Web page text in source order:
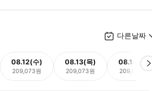
다른날짜
08.12(수)
209,073원
08.13(목)
209,073원
08.14(금)
209,073원